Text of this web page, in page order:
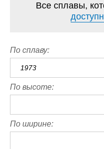
Все сплавы,
По сплаву:
1973
По высоте:
По ширине: